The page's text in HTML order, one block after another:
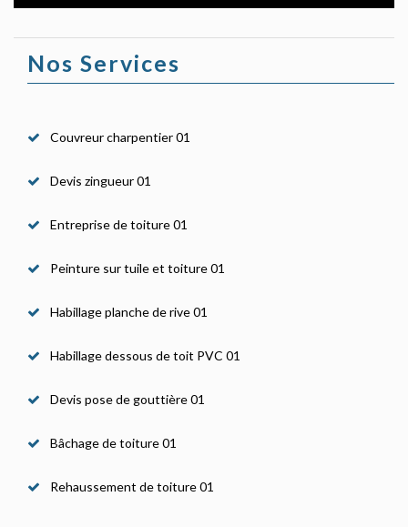
Nos Services
Couvreur charpentier 01
Devis zingueur 01
Entreprise de toiture 01
Peinture sur tuile et toiture 01
Habillage planche de rive 01
Habillage dessous de toit PVC 01
Devis pose de gouttière 01
Bâchage de toiture 01
Rehaussement de toiture 01